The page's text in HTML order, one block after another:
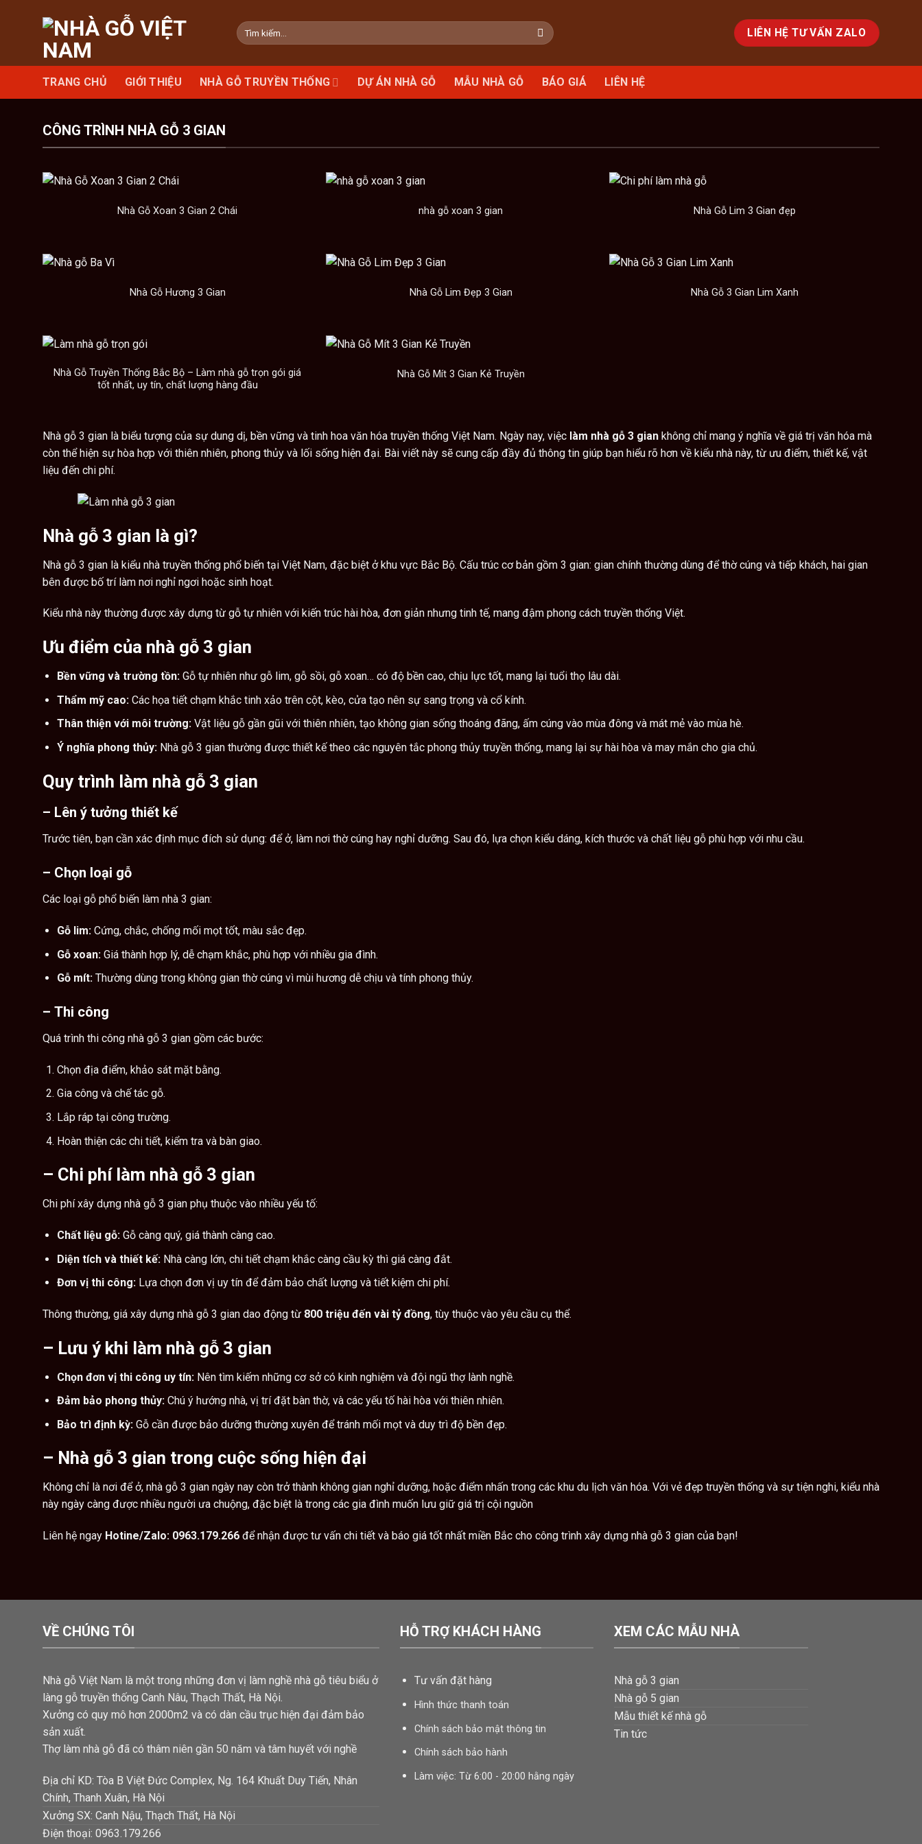
Tìm
kiếm:
LIÊN HỆ TƯ VẤN ZALO
TRANG CHỦ GIỚI THIỆU NHÀ GỖ TRUYỀN THỐNG DỰ ÁN NHÀ GỖ MẪU NHÀ GỖ BÁO GIÁ LIÊN HỆ
CÔNG TRÌNH NHÀ GỖ 3 GIAN
Nhà Gỗ Xoan 3 Gian 2 Chái nhà gỗ xoan 3 gian Nhà Gỗ Lim 3 Gian đẹp
Nhà Gỗ Hương 3 Gian Nhà Gỗ Lim Đẹp 3 Gian Nhà Gỗ 3 Gian Lim Xanh
Nhà Gỗ Truyền Thống Bắc Bộ – Làm nhà gỗ trọn gói giá
tốt nhất, uy tín, chất lượng hàng đầu
Nhà Gỗ Mít 3 Gian Kẻ Truyền
Nhà gỗ 3 gian là biểu tượng của sự dung dị, bền vững và tinh hoa văn hóa truyền thống Việt Nam. Ngày nay, việc làm nhà gỗ 3 gian không chỉ mang ý nghĩa về giá trị văn hóa mà
còn thể hiện sự hòa hợp với thiên nhiên, phong thủy và lối sống hiện đại. Bài viết này sẽ cung cấp đầy đủ thông tin giúp bạn hiểu rõ hơn về kiểu nhà này, từ ưu điểm, thiết kế, vật
liệu đến chi phí.
Nhà gỗ 3 gian là gì?
Nhà gỗ 3 gian là kiểu nhà truyền thống phổ biến tại Việt Nam, đặc biệt ở khu vực Bắc Bộ. Cấu trúc cơ bản gồm 3 gian: gian chính thường dùng để thờ cúng và tiếp khách, hai gian
bên được bố trí làm nơi nghỉ ngơi hoặc sinh hoạt.
Kiểu nhà này thường được xây dựng từ gỗ tự nhiên với kiến trúc hài hòa, đơn giản nhưng tinh tế, mang đậm phong cách truyền thống Việt.
Ưu điểm của nhà gỗ 3 gian
Bền vững và trường tồn:Gỗ tự nhiên như gỗ lim, gỗ sồi, gỗ xoan… có độ bền cao, chịu lực tốt, mang lại tuổi thọ lâu dài.
Thẩm mỹ cao:Các họa tiết chạm khắc tinh xảo trên cột, kèo, cửa tạo nên sự sang trọng và cổ kính.
Thân thiện với môi trường:Vật liệu gỗ gần gũi với thiên nhiên, tạo không gian sống thoáng đãng, ấm cúng vào mùa đông và mát mẻ vào mùa hè.
Ý nghĩa phong thủy:Nhà gỗ 3 gian thường được thiết kế theo các nguyên tắc phong thủy truyền thống, mang lại sự hài hòa và may mắn cho gia chủ.
Quy trình làm nhà gỗ 3 gian
– Lên ý tưởng thiết kế
Trước tiên, bạn cần xác định mục đích sử dụng: để ở, làm nơi thờ cúng hay nghỉ dưỡng. Sau đó, lựa chọn kiểu dáng, kích thước và chất liệu gỗ phù hợp với nhu cầu.
– Chọn loại gỗ
Các loại gỗ phổ biến làm nhà 3 gian:
Gỗ lim:Cứng, chắc, chống mối mọt tốt, màu sắc đẹp.
Gỗ xoan:Giá thành hợp lý, dễ chạm khắc, phù hợp với nhiều gia đình.
Gỗ mít:Thường dùng trong không gian thờ cúng vì mùi hương dễ chịu và tính phong thủy.
– Thi công
Quá trình thi công nhà gỗ 3 gian gồm các bước:
Chọn địa điểm, khảo sát mặt bằng.
Gia công và chế tác gỗ.
Lắp ráp tại công trường.
Hoàn thiện các chi tiết, kiểm tra và bàn giao.
– Chi phí làm nhà gỗ 3 gian
Chi phí xây dựng nhà gỗ 3 gian phụ thuộc vào nhiều yếu tố:
Chất liệu gỗ:Gỗ càng quý, giá thành càng cao.
Diện tích và thiết kế:Nhà càng lớn, chi tiết chạm khắc càng cầu kỳ thì giá càng đắt.
Đơn vị thi công:Lựa chọn đơn vị uy tín để đảm bảo chất lượng và tiết kiệm chi phí.
Thông thường, giá xây dựng nhà gỗ 3 gian dao động từ 800 triệu đến vài tỷ đồng, tùy thuộc vào yêu cầu cụ thể.
– Lưu ý khi làm nhà gỗ 3 gian
Chọn đơn vị thi công uy tín:Nên tìm kiếm những cơ sở có kinh nghiệm và đội ngũ thợ lành nghề.
Đảm bảo phong thủy:Chú ý hướng nhà, vị trí đặt bàn thờ, và các yếu tố hài hòa với thiên nhiên.
Bảo trì định kỳ:Gỗ cần được bảo dưỡng thường xuyên để tránh mối mọt và duy trì độ bền đẹp.
– Nhà gỗ 3 gian trong cuộc sống hiện đại
Không chỉ là nơi để ở, nhà gỗ 3 gian ngày nay còn trở thành không gian nghỉ dưỡng, hoặc điểm nhấn trong các khu du lịch văn hóa. Với vẻ đẹp truyền thống và sự tiện nghi, kiểu nhà
này ngày càng được nhiều người ưa chuộng, đặc biệt là trong các gia đình muốn lưu giữ giá trị cội nguồn
Liên hệ ngay Hotine/Zalo: 0963.179.266 để nhận được tư vấn chi tiết và báo giá tốt nhất miền Bắc cho công trình xây dựng nhà gỗ 3 gian của bạn!
VỀ CHÚNG TÔI
Nhà gỗ Việt Nam là một trong những đơn vị làm nghề nhà gỗ tiêu biểu ở
làng gỗ truyền thống Canh Nâu, Thạch Thất, Hà Nội.
Xưởng có quy mô hơn 2000m2 và có dàn cầu trục hiện đại đảm bảo
sản xuất.
Thợ làm nhà gỗ đã có thâm niên gần 50 năm và tâm huyết với nghề
Địa chỉ KD: Tòa B Việt Đức Complex, Ng. 164 Khuất Duy Tiến, Nhân
Chính, Thanh Xuân, Hà Nội
Xưởng SX: Canh Nậu, Thạch Thất, Hà Nội
Điện thoại: 0963.179.266
HỖ TRỢ KHÁCH HÀNG
Tư vấn đặt hàng
Hình thức thanh toán
Chính sách bảo mật thông tin
Chính sách bảo hành
Làm việc: Từ 6:00 - 20:00 hằng ngày
XEM CÁC MẪU NHÀ
Nhà gỗ 3 gian
Nhà gỗ 5 gian
Mẫu thiết kế nhà gỗ
Tin tức